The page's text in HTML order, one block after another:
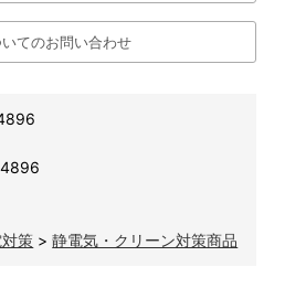
てのお問い合わせ
策 >静電気・クリーン対策商品